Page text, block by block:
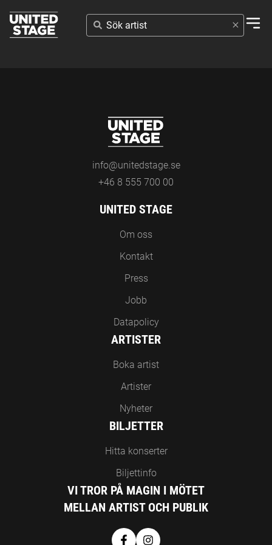
SÖK
ARTIST
info@unitedstage.se
+46 8 555 700 00
UNITED STAGE
Om oss
Kontakt
Press
Jobb
Datapolicy
ARTISTER
Boka artist
Artister
Nyheter
BILJETTER
Hitta konserter
Biljettinfo
VI TROR PÅ MAGIN I MÖTET
MELLAN ARTIST OCH PUBLIK